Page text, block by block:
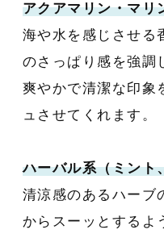
アクアマリン・マリ
海や水を感じさせる
のさっぱり感を強調
爽やかで清潔な印象
ュさせてくれます。
ハーバル系（ミント
清涼感のあるハーブ
からスーッとするよ